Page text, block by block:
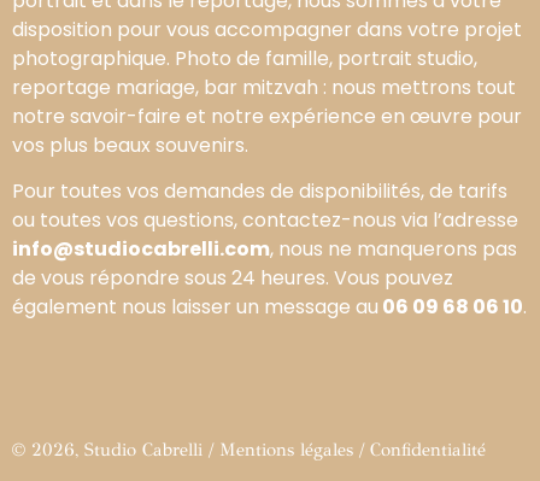
disposition pour vous accompagner dans votre projet
photographique. Photo de famille, portrait studio,
reportage mariage, bar mitzvah : nous mettrons tout
notre savoir-faire et notre expérience en œuvre pour
vos plus beaux souvenirs.
Pour toutes vos demandes de disponibilités, de tarifs
ou toutes vos questions, contactez-nous via l’adresse
info@studiocabrelli.com, nous ne manquerons pas
de vous répondre sous 24 heures. Vous pouvez
également nous laisser un message au 06 09 68 06 10.
© 2026, Studio Cabrelli / Mentions légales / Confidentialité